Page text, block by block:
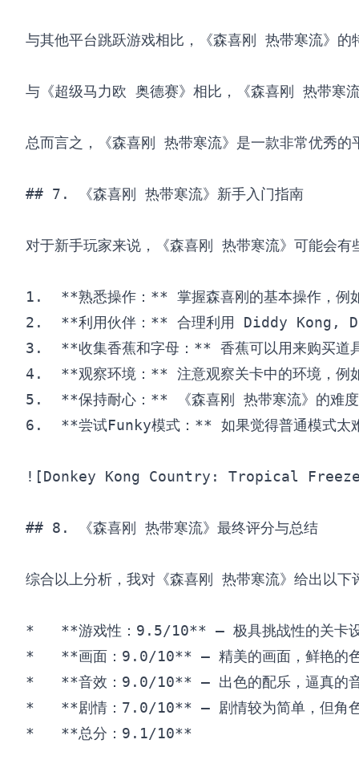
与其他平台跳跃游戏相比，《森喜刚 热带寒流》
与《超级马力欧 奥德赛》相比，《森喜刚 热带寒
总而言之，《森喜刚 热带寒流》是一款非常优秀
## 7. 《森喜刚 热带寒流》新手入门指南
对于新手玩家来说，《森喜刚 热带寒流》可能会
1.  **熟悉操作：** 掌握森喜刚的基本操作，例如
2.  **利用伙伴：** 合理利用 Diddy Kong,
3.  **收集香蕉和字母：** 香蕉可以用来购买道具
4.  **观察环境：** 注意观察关卡中的环境，例如
5.  **保持耐心：** 《森喜刚 热带寒流》的难度
6.  **尝试Funky模式：** 如果觉得普通模式太
![Donkey Kong Country: Tropical
## 8. 《森喜刚 热带寒流》最终评分与总结
综合以上分析，我对《森喜刚 热带寒流》给出以下
*   **游戏性：9.5/10** – 极具挑战性的关卡设
*   **画面：9.0/10** – 精美的画面，鲜艳的色
*   **音效：9.0/10** – 出色的配乐，逼真的音
*   **剧情：7.0/10** – 剧情较为简单，但角色
*   **总分：9.1/10**